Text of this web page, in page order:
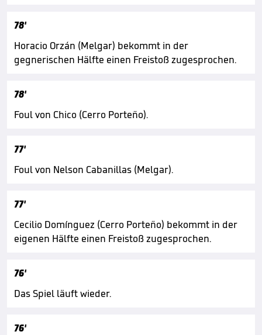
78'
Horacio Orzán (Melgar) bekommt in der
gegnerischen Hälfte einen Freistoß zugesprochen.
78'
Foul von Chico (Cerro Porteño).
77'
Foul von Nelson Cabanillas (Melgar).
77'
Cecilio Domínguez (Cerro Porteño) bekommt in der
eigenen Hälfte einen Freistoß zugesprochen.
76'
Das Spiel läuft wieder.
76'